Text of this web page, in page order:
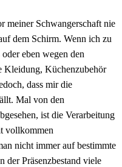
meiner Schwangerschaft nie
dem Schirm. Wenn ich zu
eben wegen den
Kleidung, Küchenzubehör
dass mir die
Mal von den
ist die Verarbeitung
vollkommen
nicht immer auf bestimmte
der Präsenzbestand viele